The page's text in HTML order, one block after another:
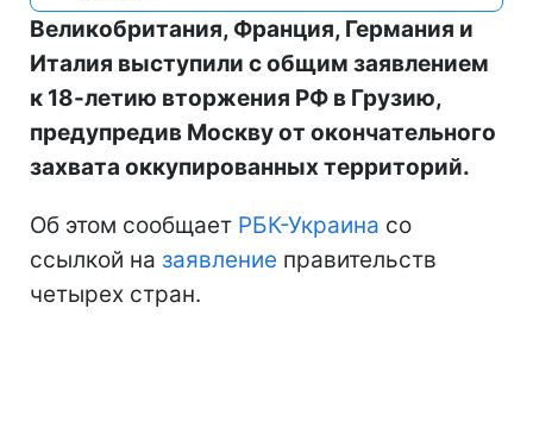
Великобритания, Франция, Германия и
Италия выступили с общим заявлением
к 18-летию вторжения РФ в Грузию,
предупредив Москву от окончательного
захвата оккупированных территорий.
Об этом сообщает РБК-Украина со
ссылкой на заявление правительств
четырех стран.